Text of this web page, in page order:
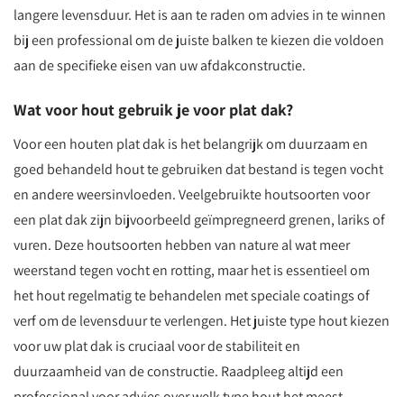
langere levensduur. Het is aan te raden om advies in te winnen
bij een professional om de juiste balken te kiezen die voldoen
aan de specifieke eisen van uw afdakconstructie.
Wat voor hout gebruik je voor plat dak?
Voor een houten plat dak is het belangrijk om duurzaam en
goed behandeld hout te gebruiken dat bestand is tegen vocht
en andere weersinvloeden. Veelgebruikte houtsoorten voor
een plat dak zijn bijvoorbeeld geïmpregneerd grenen, lariks of
vuren. Deze houtsoorten hebben van nature al wat meer
weerstand tegen vocht en rotting, maar het is essentieel om
het hout regelmatig te behandelen met speciale coatings of
verf om de levensduur te verlengen. Het juiste type hout kiezen
voor uw plat dak is cruciaal voor de stabiliteit en
duurzaamheid van de constructie. Raadpleeg altijd een